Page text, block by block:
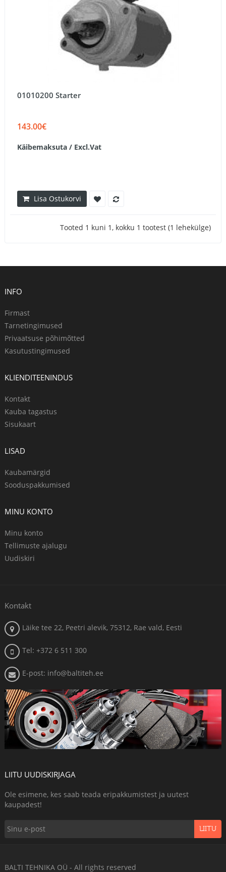
01010200 Starter
143.00€
Käibemaksuta / Excl.Vat
Lisa Ostukorvi
Tooted 1 kuni 1, kokku 1 tootest (1 lehekülge)
INFO
Firmast
Tarnetingimused
Privaatsuse põhimõtted
Kasutustingimused
KLIENDITEENINDUS
Kontakt
Kauba tagastus
Sisukaart
LISAD
Kaubamärgid
Sooduspakkumised
MINU KONTO
Minu konto
Tellimuste ajalugu
Uudiskiri
Kontakt
Läike tee 22, Peetri alevik, 75312, Rae vald, Eesti
Tel: +372 6 511 300
E-post: info@baltiteh.ee
LIITU UUDISKIRJAGA
Ole esimene, kes saab teada eripakkumistest ja uutest
kaupadest!
LIITU
BALTI TEHNIKA OÜ - All rights reserved